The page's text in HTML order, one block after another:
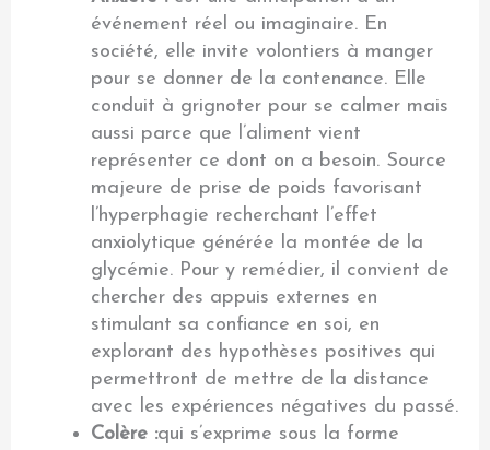
événement réel ou imaginaire. En
société, elle invite volontiers à manger
pour se donner de la contenance. Elle
conduit à grignoter pour se calmer mais
aussi parce que l’aliment vient
représenter ce dont on a besoin. Source
majeure de prise de poids favorisant
l’hyperphagie recherchant l’effet
anxiolytique générée la montée de la
glycémie. Pour y remédier, il convient de
chercher des appuis externes en
stimulant sa confiance en soi, en
explorant des hypothèses positives qui
permettront de mettre de la distance
avec les expériences négatives du passé.
Colère :qui s’exprime sous la forme